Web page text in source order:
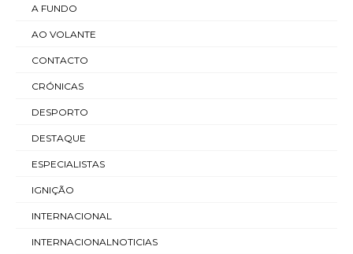
A FUNDO
AO VOLANTE
CONTACTO
CRÓNICAS
DESPORTO
DESTAQUE
ESPECIALISTAS
IGNIÇÃO
INTERNACIONAL
INTERNACIONALNOTICIAS